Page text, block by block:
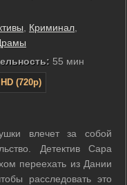
Криминал
55 мин
HD (720p)
влечет за собой
Детектив Сара
переехать из Дании
расследовать это